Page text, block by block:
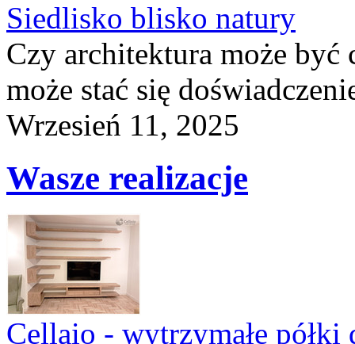
Siedlisko blisko natury
Czy architektura może
może stać się
Wrzesień 11, 2025
Wasze realizacje
Cellaio - wytrzymałe półki